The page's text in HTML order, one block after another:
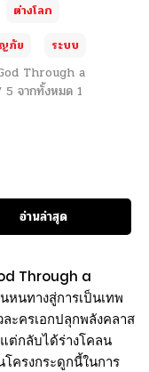
ต่างโลก
ภัย
ระบบ
Through a
5 จากทั้งหมด 1
อ่านล่าสุด
Through a
นทางสู่การเป็นเทพ
ะครเอกปลุกพลังคลาส
ต่กลับได้ร่างโคลน
ครงกระดูกนี้ในการ